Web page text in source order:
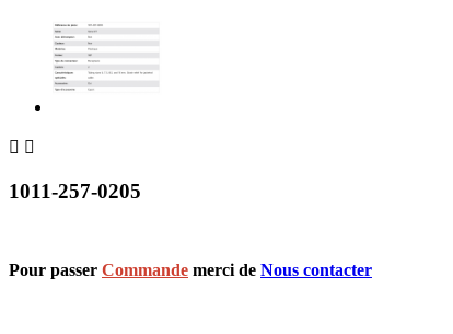
 
1011-257-0205
Pour passer Commande merci de Nous contacter